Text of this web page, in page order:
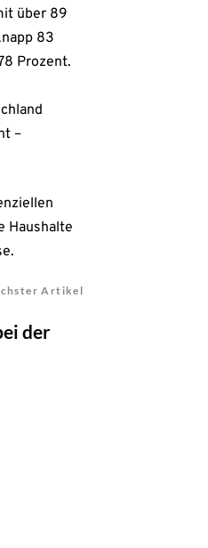
über 89
83
Prozent.
–
Haushalte
Artikel
der